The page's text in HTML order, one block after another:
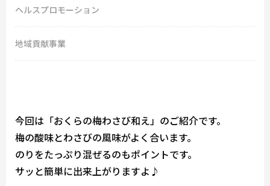
ヘルスプロモーション
地域貢献事業
今回は「おくらの梅わさび和え」のご紹介です。
梅の酸味とわさびの風味がよく合います。
のりをたっぷり混ぜるのもポイントです。
サッと簡単に出来上がりますよ♪